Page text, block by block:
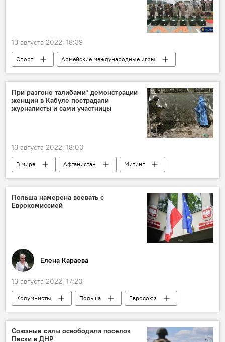
13 августа 2022, 18:39
Спорт
Армейские международные игры
Узбекистан
военные
Венесуэла
При разгоне талибами* демонстрации
женщин в Кабуле пострадали
журналисты и сами участницы
13 августа 2022, 18:00
В мире Афганистан
Митинг
Талибан
стрельба
Польша намерена воевать с
Еврокомиссией
Елена Караева
13 августа 2022, 17:20
Колумнисты Польша
Евросоюз
Бельгия
Брюссель Россия
Союзные силы освободили поселок
Пески в ДНР